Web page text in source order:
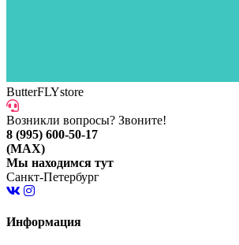
ButterFLYstore
Возникли вопросы? Звоните!
8 (995) 600-50-17
(MAX)
Мы находимся тут
Санкт-Петербург
Информация